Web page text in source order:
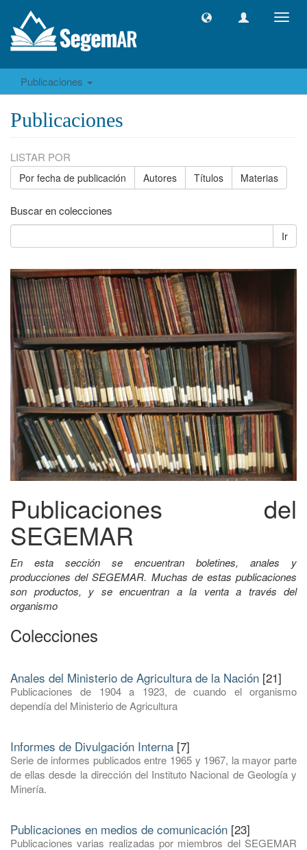
Publicaciones
Publicaciones
LISTAR POR
Por fecha de publicación Autores Títulos Materias
Buscar en colecciones
Ir
Publicaciones del
SEGEMAR
En esta sección se encuentran boletines, anales y
producciones del SEGEMAR. Muchas de estas publicaciones
son productos, y se encuentran a la venta a través del
organismo
Colecciones
Anales del Ministerio de Agricultura de la Nación [21]
Publicaciones de 1904 a 1923, de cuando el organismo
dependía del Ministerio de Agricultura
Informes de Divulgación Interna [7]
Serie de informes publicados entre 1965 y 1967, la mayor parte
de ellas desde la dirección del Instituto Nacional de Geología y
Minería.
Publicaciones en medios de comunicación [23]
Publicaciones varias realizadas por miembros del SEGEMAR